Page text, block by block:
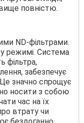
повністю.
ND-фільтрами.
режимі. Система
фільтра,
забезпечує
Це значно спрощує
носити з собою
час на їх
втрату чи